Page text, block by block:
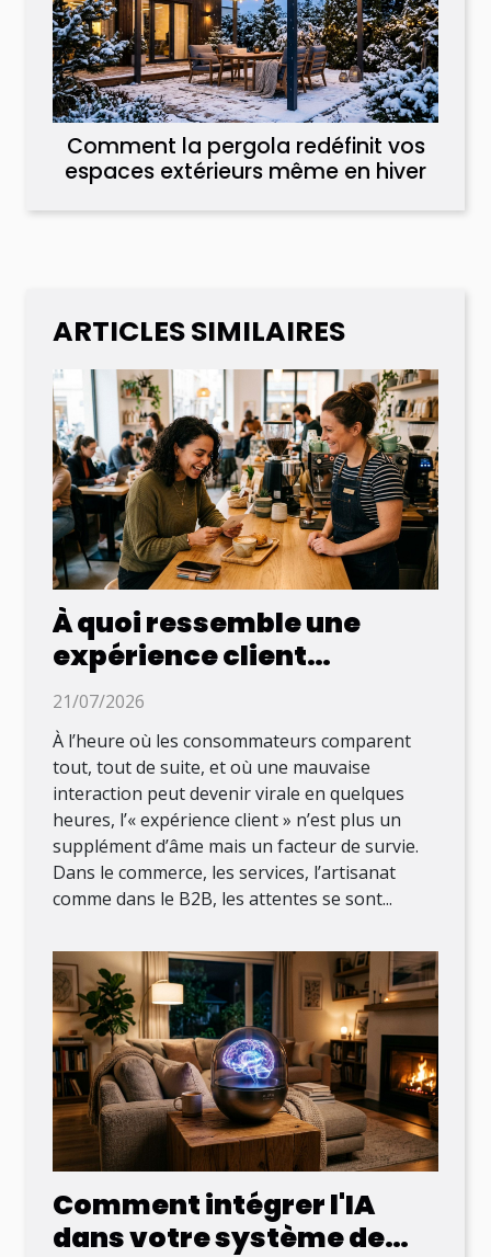
Comment la pergola redéfinit vos
espaces extérieurs même en hiver
ARTICLES SIMILAIRES
À quoi ressemble une
expérience client
mémorable au XXIe siècle
21/07/2026
À l’heure où les consommateurs comparent
tout, tout de suite, et où une mauvaise
interaction peut devenir virale en quelques
heures, l’« expérience client » n’est plus un
supplément d’âme mais un facteur de survie.
Dans le commerce, les services, l’artisanat
comme dans le B2B, les attentes se sont...
Comment intégrer l'IA
dans votre système de